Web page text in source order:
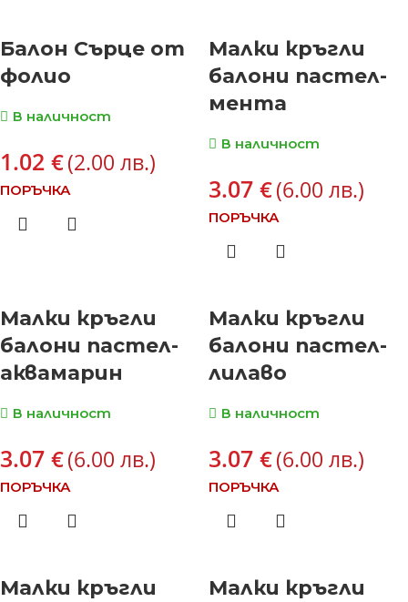
Балон Сърце от
фолио
В наличност
1.02 €(2.00 лв.)
ПОРЪЧКА
Малки кръгли
балони пастел-
мента
В наличност
3.07 €(6.00 лв.)
ПОРЪЧКА
Малки кръгли
балони пастел-
аквамарин
В наличност
3.07 €(6.00 лв.)
ПОРЪЧКА
Малки кръгли
балони пастел-
лилаво
В наличност
3.07 €(6.00 лв.)
ПОРЪЧКА
Малки кръгли
Малки кръгли